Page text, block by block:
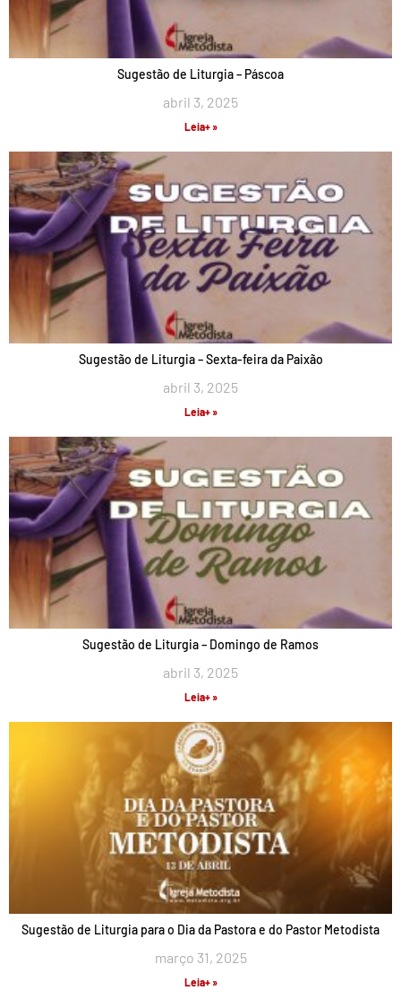
Sugestão de Liturgia – Páscoa
abril 3, 2025
Leia+ »
Sugestão de Liturgia – Sexta-feira da Paixão
abril 3, 2025
Leia+ »
Sugestão de Liturgia – Domingo de Ramos
abril 3, 2025
Leia+ »
Sugestão de Liturgia para o Dia da Pastora e do Pastor Metodista
março 31, 2025
Leia+ »